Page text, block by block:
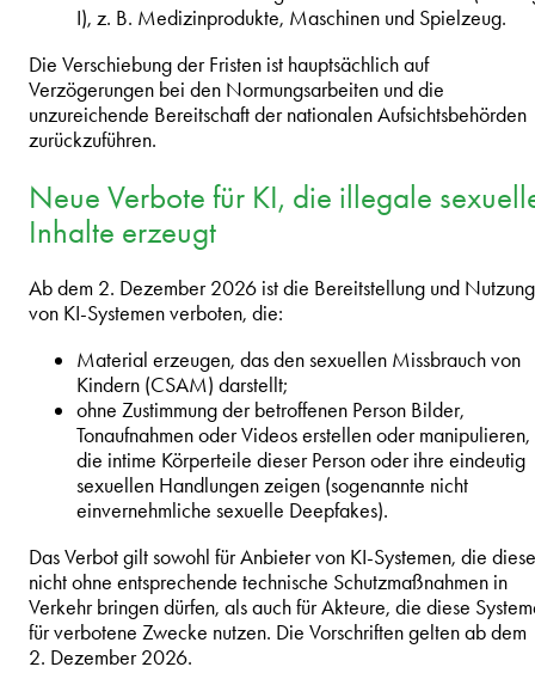
I), z. B. Medizinprodukte, Maschinen und Spielzeug.
Die Verschiebung der Fristen ist hauptsächlich auf
Verzögerungen bei den Normungsarbeiten und die
unzureichende Bereitschaft der nationalen Aufsichtsbehörden
zurückzuführen.
Neue Verbote für KI, die illegale
Inhalte erzeugt
Ab dem 2. Dezember 2026 ist die Bereitstellung und Nutzung
von KI-Systemen verboten, die:
Material erzeugen, das den sexuellen Missbrauch von
Kindern (CSAM) darstellt;
ohne Zustimmung der betroffenen Person Bilder,
Tonaufnahmen oder Videos erstellen oder manipulieren,
die intime Körperteile dieser Person oder ihre eindeutig
sexuellen Handlungen zeigen (sogenannte nicht
einvernehmliche sexuelle Deepfakes).
Das Verbot gilt sowohl für Anbieter von KI-Systemen, die diese
nicht ohne entsprechende technische Schutzmaßnahmen in
Verkehr bringen dürfen, als auch für Akteure, die diese
für verbotene Zwecke nutzen. Die Vorschriften gelten ab dem
2. Dezember 2026.